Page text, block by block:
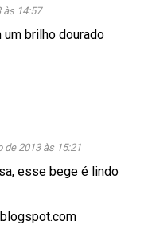
às 14:57
um brilho dourado
de 2013 às 15:21
esse bege é lindo